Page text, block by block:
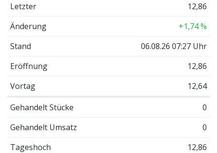
Letzter
12,86
Änderung
+1,74 %
Stand
06.08.26 07:27 Uhr
Eröffnung
12,86
Vortag
12,64
Gehandelt Stücke
0
Gehandelt Umsatz
0
Tageshoch
12,86